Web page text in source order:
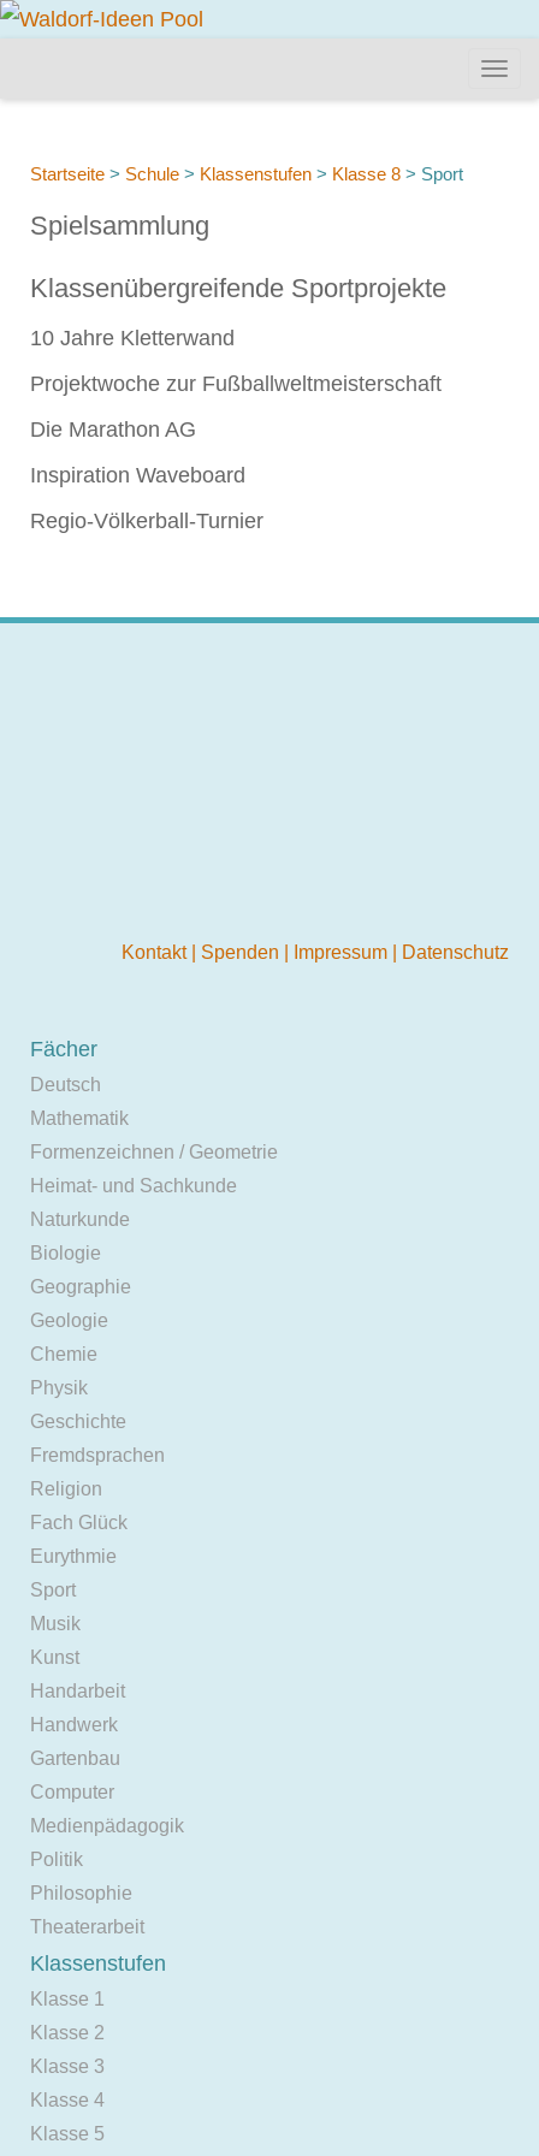
Startseite > Schule > Klassenstufen > Klasse 8 > Sport
Spielsammlung
Klassenübergreifende Sportprojekte
10 Jahre Kletterwand
Projektwoche zur Fußballweltmeisterschaft
Die Marathon AG
Inspiration Waveboard
Regio-Völkerball-Turnier
Kontakt Spenden Impressum Datenschutz
Fächer
Deutsch
Mathematik
Formenzeichnen / Geometrie
Heimat- und Sachkunde
Naturkunde
Biologie
Geographie
Geologie
Chemie
Physik
Geschichte
Fremdsprachen
Religion
Fach Glück
Eurythmie
Sport
Musik
Kunst
Handarbeit
Handwerk
Gartenbau
Computer
Medienpädagogik
Politik
Philosophie
Theaterarbeit
Klassenstufen
Klasse 1
Klasse 2
Klasse 3
Klasse 4
Klasse 5